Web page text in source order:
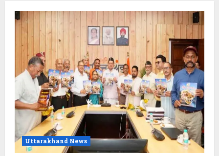
Uttarakhand News